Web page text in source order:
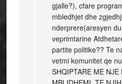
gjalle?), cfare
mbledhjet dhe
nderprere(aresyen
veprimtarine
partite politike?? Te
vetmi komunitet qe
SHQIPTARE ME